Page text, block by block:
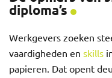
diploma’s
Werkgevers zoeken
vaardigheden en skills
papieren. Dat opent